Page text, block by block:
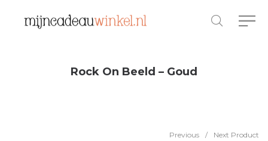
Rock On Beeld – Goud
Previous / Next Product